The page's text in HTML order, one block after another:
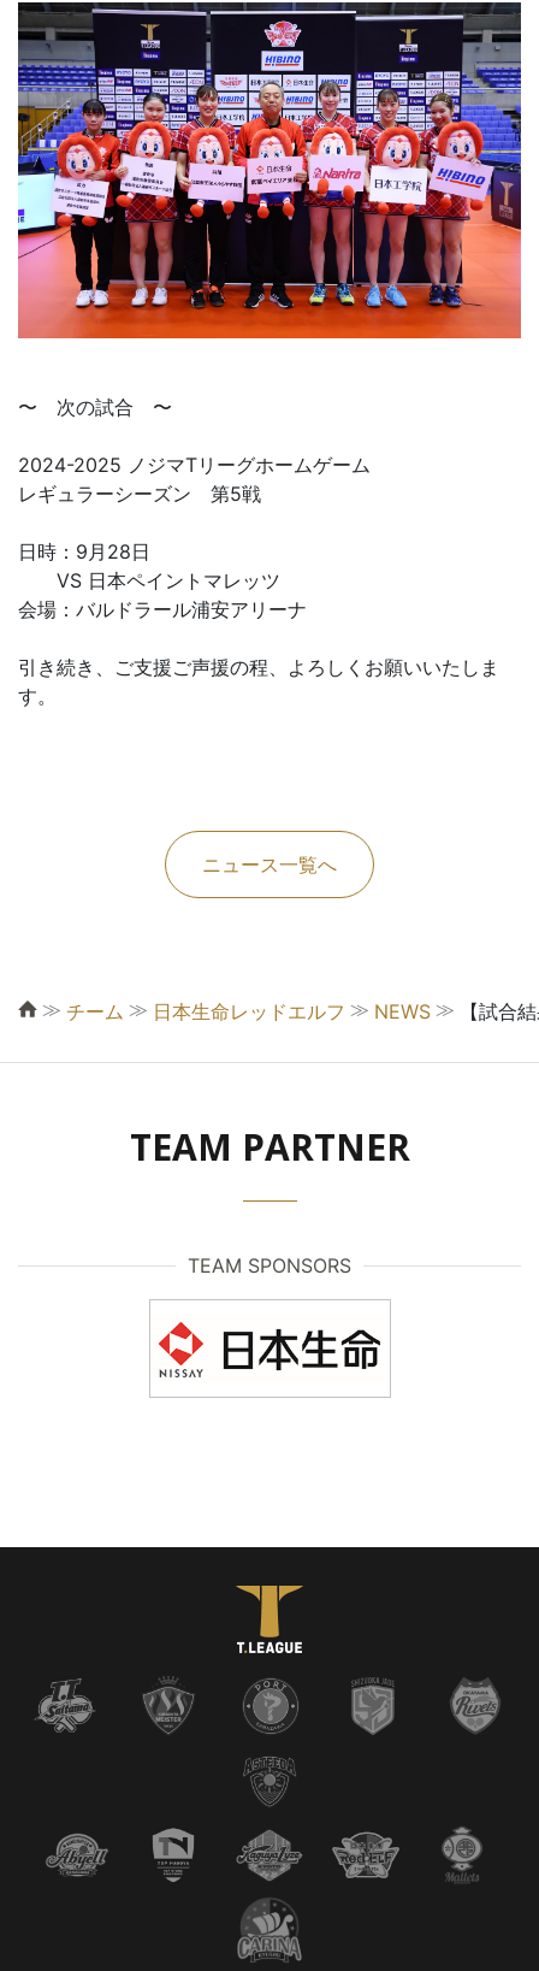
〜 次の試合 〜
2024-2025 ノジマTリーグホームゲーム
レギュラーシーズン 第5戦
日時：9月28日
VS 日本ペイントマレッツ
会場：バルドラール浦安アリーナ
引き続き、ご支援ご声援の程、よろしくお願いいたしま
す。
ニュース一覧へ
≫ チーム ≫ 日本生命レッドエルフ ≫ NEWS ≫ 【試合
TEAM PARTNER
TEAM SPONSORS